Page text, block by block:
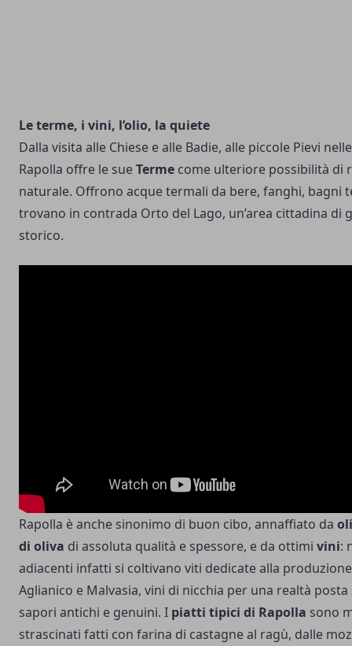
Le terme, i vini, l’olio, la quiete
Dalla visita alle Chiese e alle Badie, alle piccole Pievi
Rapolla offre le sueTerme come ulteriore possibilità di
naturale. Offrono acque termali da bere, fanghi, bagni
trovano in contrada Orto del Lago, un’area cittadina di
storico.
Rapolla è anche sinonimo di buon cibo, annaffiato da
di oliva di assoluta qualità e spessore, e da ottimi vini:
adiacenti infatti si coltivano viti dedicate alla
Aglianico e Malvasia, vini di nicchia per una realtà posta
sapori antichi e genuini. I piatti tipici di Rapolla sono
strascinati fatti con farina di castagne al ragù, dalle